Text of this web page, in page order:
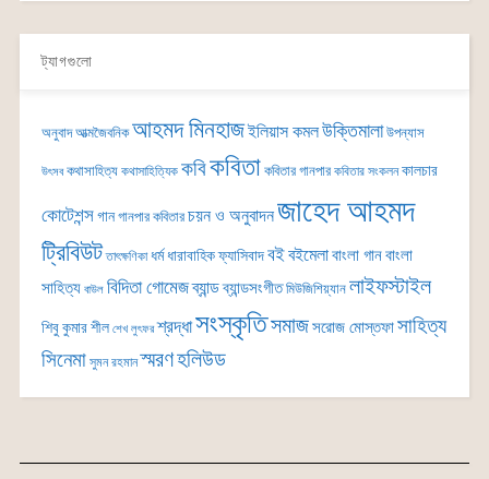
ট্যাগগুলো
অনুবাদ আত্মজৈবনিক আহমদ মিনহাজইলিয়াস কমলউক্তিমালা উপন্যাস
উৎসব কথাসাহিত্য কথাসাহিত্যিক কবিকবিতা কবিতার গানপার কবিতার সংকলন কালচার
কোটেশন্সগান গানপার কবিতার চয়ন ও অনুবাদনজাহেদ আহমদ
ট্রিবিউট তাৎক্ষণিকা ধর্ম ধারাবাহিকফ্যাসিবাদবইবইমেলাবাংলা গানবাংলা
সাহিত্য বাউল বিদিতা গোমেজব্যান্ডব্যান্ডসংগীত মিউজিশিয়্যান লাইফস্টাইল
শিবু কুমার শীল শেখ লুৎফর শ্রদ্ধাসংস্কৃতিসমাজসরোজ মোস্তফাসাহিত্য
সিনেমা সুমন রহমান স্মরণহলিউড